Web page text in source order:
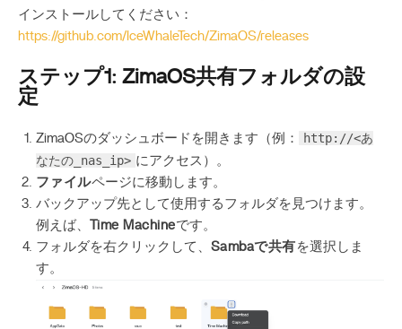
インストールしてください：
https://github.com/IceWhaleTech/ZimaOS/releases
ステップ1: ZimaOS共有フォルダの設
定
ZimaOSのダッシュボードを開きます（例：
http://<あ
なたの_nas_ip> にアクセス）。
ファイルページに移動します。
バックアップ先として使用するフォルダを見つけます。
例えば、
Time Machineです。
フォルダを右クリックして、 Sambaで共有 を選択しま
す。